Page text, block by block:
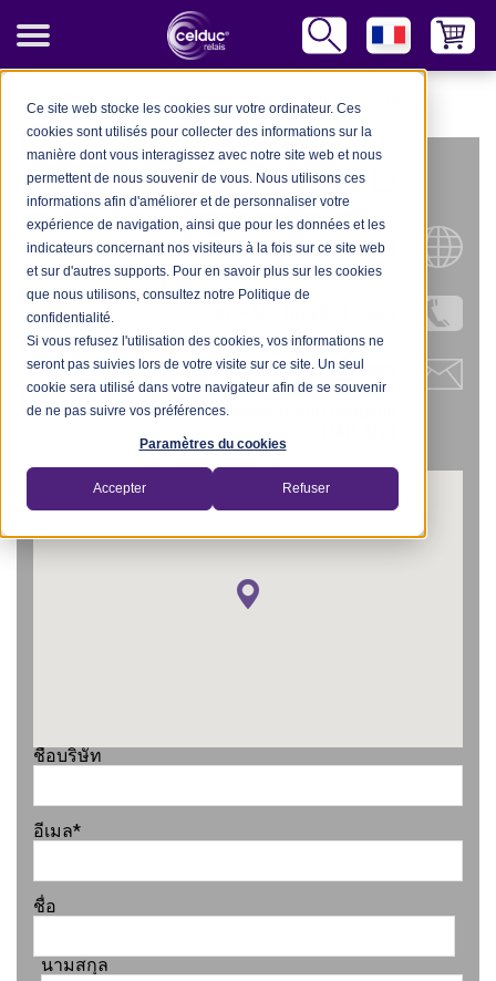
Ce site web stocke les cookies sur votre ordinateur. Ces
cookies sont utilisés pour collecter des informations sur la
manière dont vous interagissez avec notre site web et nous
permettent de nous souvenir de vous. Nous utilisons ces
informations afin d'améliorer et de personnaliser votre
expérience de navigation, ainsi que pour les données et les
indicateurs concernant nos visiteurs à la fois sur ce site web
et sur d'autres supports. Pour en savoir plus sur les cookies
que nous utilisons, consultez notre Politique de
confidentialité.
Si vous refusez l'utilisation des cookies, vos informations ne
seront pas suivies lors de votre visite sur ce site. Un seul
cookie sera utilisé dans votre navigateur afin de se souvenir
de ne pas suivre vos préférences.
Paramètres du cookies
Accepter Refuser
THEMTECH CO. LTD
Site Internet
127 Soi Srimuang Anusorn
Sutthisarnijchai Road
Dindaeng 10400 Bangkok
ชื่อบริษัท
อีเมล*
ชื่อ
นามสกุล